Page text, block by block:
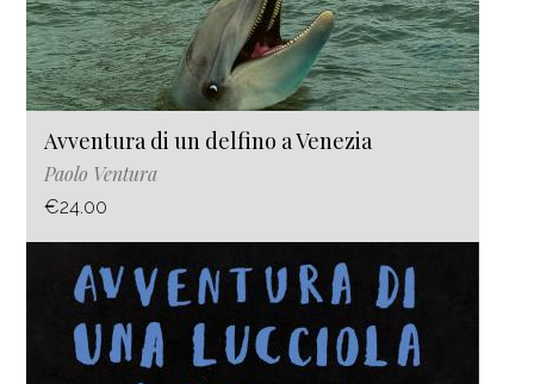
Avventura di un delfino a Venezia
Paolo Ventura
€24.00